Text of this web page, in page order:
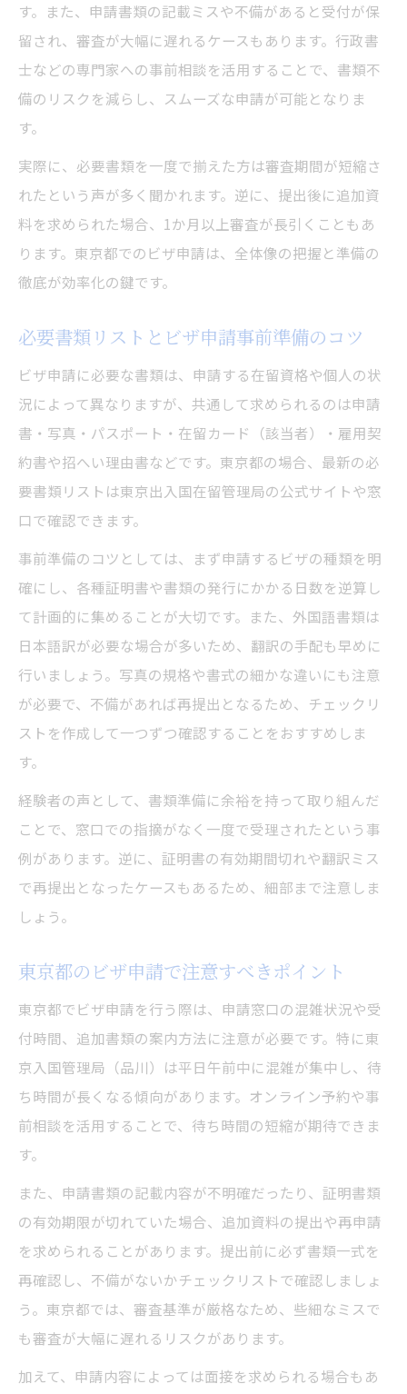
ビザ申請で頻発するミスとその防止策
東京都で注意したいビザ申請の落とし穴
手続きミスをなくすビザ申請実践ポイント
申請受付時に見落としがちな注意点紹介
書類不備を防ぐビザ申請準備ガイド
ビザ申請の書類不備を事前に防ぐ方法
東京都のビザ申請で必要な書類管理術
チェックリストで進めるビザ申請準備
ビザ申請書類の記入ミスを減らすコツ
ビザ申請の審査期間が延びる主な要因
東京都で審査期間を短縮するための工夫
ビザ申請手続きのスケジュール最適化法
迅速な結果通知を目指すビザ申請対策
審査期間短縮に繋がる書類提出のコツ
す。また、申請書類の記載ミスや不備があると受付が保
留され、審査が大幅に遅れるケースもあります。行政書
士などの専門家への事前相談を活用することで、書類不
備のリスクを減らし、スムーズな申請が可能となりま
す。
実際に、必要書類を一度で揃えた方は審査期間が短縮さ
れたという声が多く聞かれます。逆に、提出後に追加資
料を求められた場合、1か月以上審査が長引くこともあ
ります。東京都でのビザ申請は、全体像の把握と準備の
徹底が効率化の鍵です。
必要書類リストとビザ申請事前準備のコツ
ビザ申請に必要な書類は、申請する在留資格や個人の状
況によって異なりますが、共通して求められるのは申請
書・写真・パスポート・在留カード（該当者）・雇用契
約書や招へい理由書などです。東京都の場合、最新の必
要書類リストは東京出入国在留管理局の公式サイトや窓
口で確認できます。
事前準備のコツとしては、まず申請するビザの種類を明
確にし、各種証明書や書類の発行にかかる日数を逆算し
て計画的に集めることが大切です。また、外国語書類は
日本語訳が必要な場合が多いため、翻訳の手配も早めに
行いましょう。写真の規格や書式の細かな違いにも注意
が必要で、不備があれば再提出となるため、チェックリ
ストを作成して一つずつ確認することをおすすめしま
す。
経験者の声として、書類準備に余裕を持って取り組んだ
ことで、窓口での指摘がなく一度で受理されたという事
例があります。逆に、証明書の有効期間切れや翻訳ミス
で再提出となったケースもあるため、細部まで注意しま
しょう。
東京都のビザ申請で注意すべきポイント
東京都でビザ申請を行う際は、申請窓口の混雑状況や受
付時間、追加書類の案内方法に注意が必要です。特に東
京入国管理局（品川）は平日午前中に混雑が集中し、待
ち時間が長くなる傾向があります。オンライン予約や事
前相談を活用することで、待ち時間の短縮が期待できま
す。
また、申請書類の記載内容が不明確だったり、証明書類
の有効期限が切れていた場合、追加資料の提出や再申請
を求められることがあります。提出前に必ず書類一式を
再確認し、不備がないかチェックリストで確認しましょ
う。東京都では、審査基準が厳格なため、些細なミスで
も審査が大幅に遅れるリスクがあります。
加えて、申請内容によっては面接を求められる場合もあ